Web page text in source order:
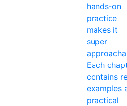
hands-on
practice
makes it
super
Each
contains
examples
practical